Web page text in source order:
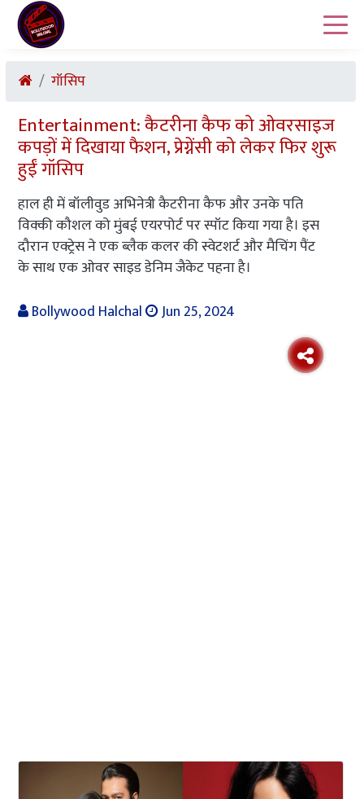
गॉसिप
Entertainment: कैटरीना कैफ को ओवरसाइज
कपड़ों में दिखाया फैशन, प्रेग्नेंसी को लेकर फिर शुरू
हुईं गॉसिप
हाल ही में बॉलीवुड अभिनेत्री कैटरीना कैफ और उनके पति
विक्की कौशल को मुंबई एयरपोर्ट पर स्पॉट किया गया है। इस
दौरान एक्ट्रेस ने एक ब्लैक कलर की स्वेटशर्ट और मैचिंग पैंट
के साथ एक ओवर साइड डेनिम जैकेट पहना है।
Bollywood Halchal
Jun 25, 2024